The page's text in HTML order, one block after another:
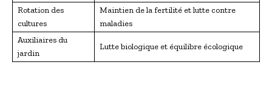
Rotation des
cultures
Maintien de la fertilité et lutte contre
maladies
Auxiliaires du
jardin
Lutte biologique et équilibre écologique